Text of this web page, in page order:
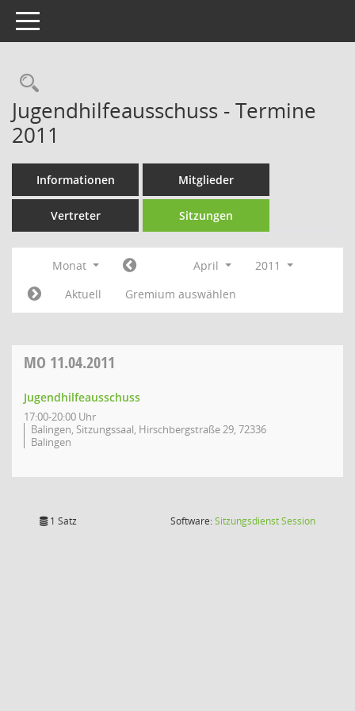
Toggle navigation
Rechercheauswahl
Jugendhilfeausschuss - Termine
2011
Informationen Mitglieder
Vertreter Sitzungen
Monat April
2011
Aktuell
Gremium auswählen
MO 11.04.2011
Jugendhilfeausschuss
17:00-20:00 Uhr
Balingen, Sitzungssaal, Hirschbergstraße 29, 72336
Balingen
1 Satz Software:SitzungsdienstSession(Wird in